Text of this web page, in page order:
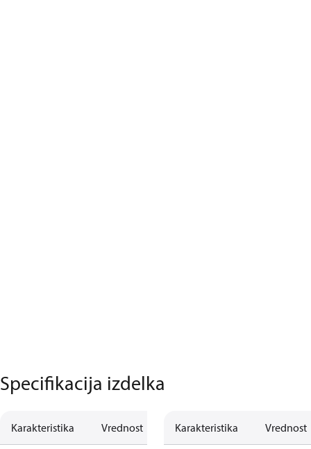
Specifikacija izdelka
Karakteristika Vrednost Karakteristika Vrednost